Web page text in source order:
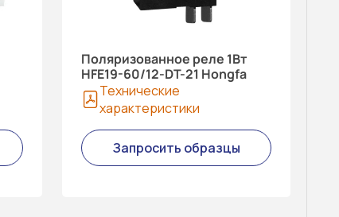
Поляризованное реле 1Вт
HFE19-60/12-DT-21 Hongfa
Технические
характеристики
Запросить образцы